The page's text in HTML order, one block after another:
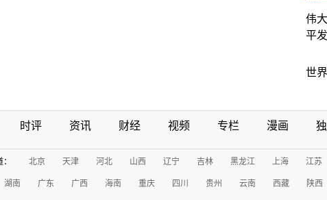
伟
平
世
时评 资讯 财经 视频 专栏 漫画
北京 天津 河北 山西 辽宁 吉林 黑龙江 上海 江苏
湖南 广东 广西 海南 重庆 四川 贵州 云南 西藏 陕西